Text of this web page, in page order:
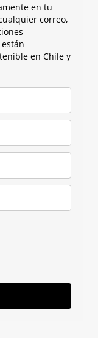
en tu
correo,
en Chile y